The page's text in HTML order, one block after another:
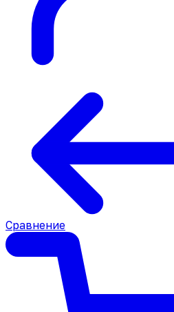
Сравнение